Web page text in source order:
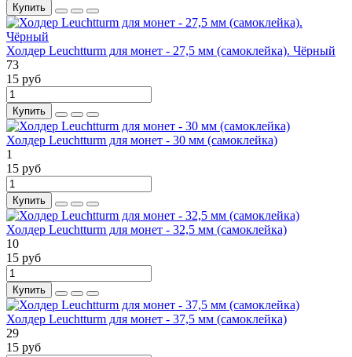
Купить
Холдер Leuchtturm для монет - 27,5 мм (самоклейка). Чёрный
73
15 руб
Купить
Холдер Leuchtturm для монет - 30 мм (самоклейка)
1
15 руб
Купить
Холдер Leuchtturm для монет - 32,5 мм (самоклейка)
10
15 руб
Купить
Холдер Leuchtturm для монет - 37,5 мм (самоклейка)
29
15 руб